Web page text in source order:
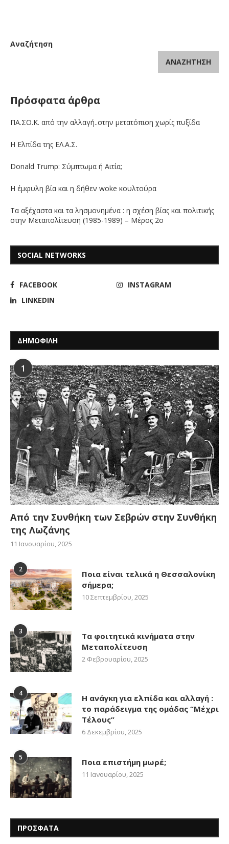
Αναζήτηση
ΑΝΑΖΉΤΗΣΗ
Πρόσφατα άρθρα
ΠΑ.ΣΟ.Κ. από την αλλαγή..στην μετατόπιση χωρίς πυξίδα
Η Ελπίδα της ΕΛ.Α.Σ.
Donald Trump: Σύμπτωμα ή Αιτία;
Η έμφυλη βία και η δήθεν woke κουλτούρα
Τα αξέχαστα και τα λησμονημένα : η σχέση βίας και πολιτικής
στην Μεταπολίτευση (1985-1989) – Μέρος 2ο
SOCIAL NETWORKS
FACEBOOK
INSTAGRAM
LINKEDIN
ΔΗΜΟΦΙΛΗ
1
Από την Συνθήκη των Σεβρών στην Συνθήκη
της Λωζάνης
11 Ιανουαρίου, 2025
2
Ποια είναι τελικά η Θεσσαλονίκη
σήμερα;
10 Σεπτεμβρίου, 2025
3
Τα φοιτητικά κινήματα στην
Μεταπολίτευση
2 Φεβρουαρίου, 2025
4
Η ανάγκη για ελπίδα και αλλαγή :
το παράδειγμα της ομάδας “Μέχρι
Τέλους”
6 Δεκεμβρίου, 2025
5 Ποια επιστήμη μωρέ;
11 Ιανουαρίου, 2025
ΠΡΟΣΦΑΤΑ